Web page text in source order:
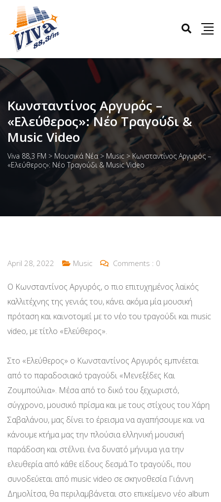
Κωνσταντίνος Αργυρός –
«Ελεύθερος»: Νέο Τραγούδι &
Music Video
Viva 88,3 FM > Μουσικά Νέα > Music > Κωνσταντίνος Αργυρός –
«Ελεύθερος»: Νέο Τραγούδι & Music Video
April 28, 2022 Music Comments : 0
Ο Κωνσταντίνος Αργυρός, ο πιο επιτυχημένος λαϊκός
καλλιτέχνης της γενιάς του, κάνει ακόμα μία μουσική
πρόταση και καινοτομεί με το νέο του τραγούδι και music
video, με τίτλο «Ελεύθερος».
Στο «Ελεύθερος» ο Κωνσταντίνος Αργυρός εμπνέεται
από το παραδοσιακό τραγούδι «Μενεξέδες Και
Ζουμπούλια». Μέσα από το δικό του ξεχωριστό,
σύγχρονο, μουσικό πρίσμα και με τους στίχους του Χάρη
Σαβαλάνου, μας δίνει το έρεισμα να αγαπήσουμε και να
κάνουμε κτήμα μας την πλούσια ελληνική μουσική
παράδοση και στέλνει ένα δυνατό μήνυμα για την
ελευθερία από κάθε είδους δεσμά.Το τραγούδι, που
συνοδεύεται από music video σε σκηνοθεσία Γιάννη
Δημολίτσα, θα περιλαμβάνεται στο επικείμενο νέο album